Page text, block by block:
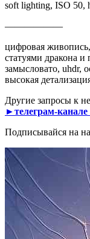
soft lighting, ISO 50,
——————
цифровая
статуями дракона
замысловато, uhdr,
высокая
Другие запросы к
►телеграм-
Подписывайся на